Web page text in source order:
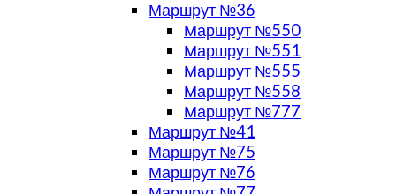
Маршрут №36
Маршрут №550
Маршрут №551
Маршрут №555
Маршрут №558
Маршрут №777
Маршрут №41
Маршрут №75
Маршрут №76